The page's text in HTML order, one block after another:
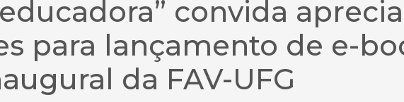
convida
para lançamento de e-
da FAV-UFG